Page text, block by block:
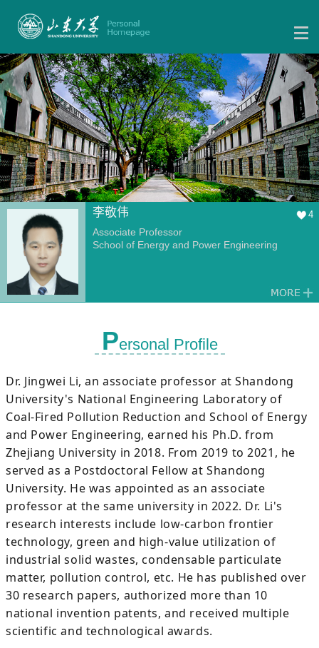
李敬伟 4
Associate Professor
School of Energy and Power Engineering
Personal Profile
Dr. Jingwei Li, an associate professor at Shandong
University's National Engineering Laboratory of
Coal-Fired Pollution Reduction and School of Energy
and Power Engineering, earned his Ph.D. from
Zhejiang University in 2018. From 2019 to 2021, he
served as a Postdoctoral Fellow at Shandong
University. He was appointed as an associate
professor at the same university in 2022. Dr. Li's
research interests include low-carbon frontier
technology, green and high-value utilization of
industrial solid wastes, condensable particulate
matter, pollution control, etc. He has published over
30 research papers, authorized more than 10
national invention patents, and received multiple
scientific and technological awards.